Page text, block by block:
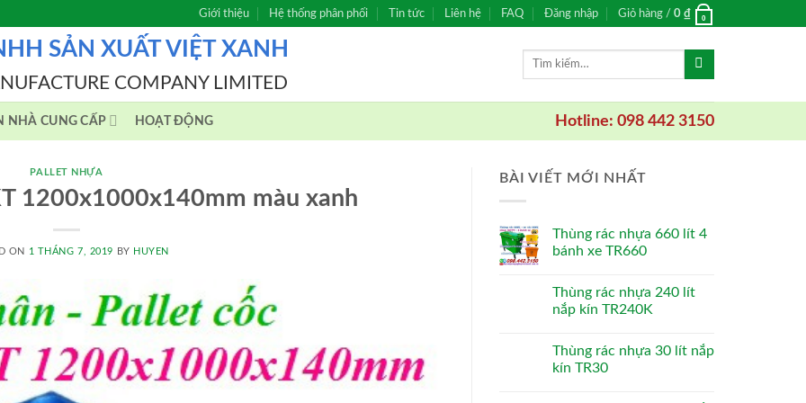
Giới thiệu Hệ thống phân phối Tin tức Liên hệ FAQ Đăng nhập Giỏ hàng / 0 ₫ 0
SẢN XUẤT VIỆT XANH
COMPANY LIMITED
Tìm
NHÀ CUNG CẤP HOẠT ĐỘNG Hotline: 098 442 3150
PALLET NHỰA
1200x1000x140mm màu xanh
ON 1 THÁNG 7, 2019 BY HUYEN
BÀI VIẾT MỚI NHẤT
Thùng rác nhựa 660 lít 4
bánh xe TR660
Thùng rác nhựa 240 lít
nắp kín TR240K
Thùng rác nhựa 30 lít nắp
kín TR30